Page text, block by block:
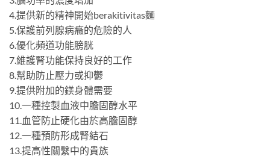
4.提供新的精神開始berakitivitas麵
5.保護前列腺病癥的危險的人
6.優化頻道功能膀胱
7.維護腎功能保持良好的工作
8.幫助防止壓力或抑鬱
9.提供附加的鎂身體需要
10.一種控製血液中膽固醇水平
11.血管防止硬化由於高膽固醇
12.一種預防形成腎結石
13.提高性關繫中的貴族